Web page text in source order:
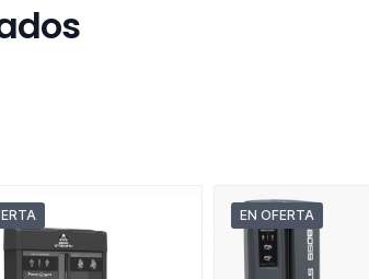
EN OFERTA